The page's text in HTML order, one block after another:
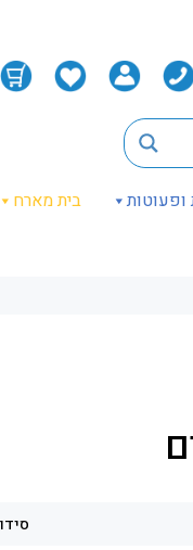
ופעוטות בית מארח